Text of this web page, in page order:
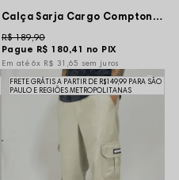
Calça Sarja Cargo Compton bolso Flap Wing - Bege
Pague R$ 180,41 no PIX
R$ 189,90
6x R$ 31,65 sem juros
FRETE GRÁTIS A PARTIR DE R$149,99 PARA SÃO
PAULO E REGIÕES METROPOLITANAS